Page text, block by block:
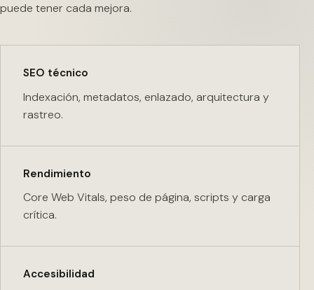
puede tener cada mejora.
SEO técnico
Indexación, metadatos, enlazado, arquitectura y
rastreo.
Rendimiento
Core Web Vitals, peso de página, scripts y carga
crítica.
Accesibilidad